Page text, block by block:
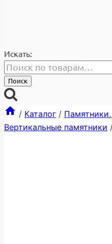
Искать:
Поиск
/ Каталог /
Вертикальные памятники